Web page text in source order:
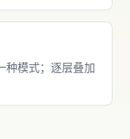
种模式；逐层叠加